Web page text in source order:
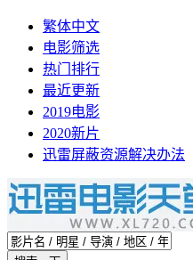
繁体中文
电影筛选
热门排行
最近更新
2019电影
2020新片
迅雷屏蔽资源解决办法